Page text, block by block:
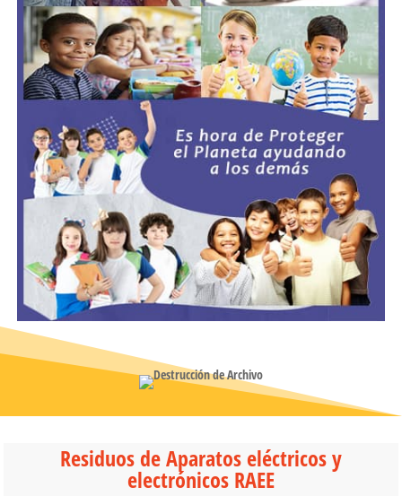
Residuos de Aparatos eléctricos y
electrónicos RAEE